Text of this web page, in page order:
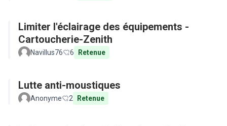
Limiter l'éclairage des équipements -
Cartoucherie-Zenith
Navillus76 6 Retenue
Lutte anti-moustiques
Anonyme 2 Retenue